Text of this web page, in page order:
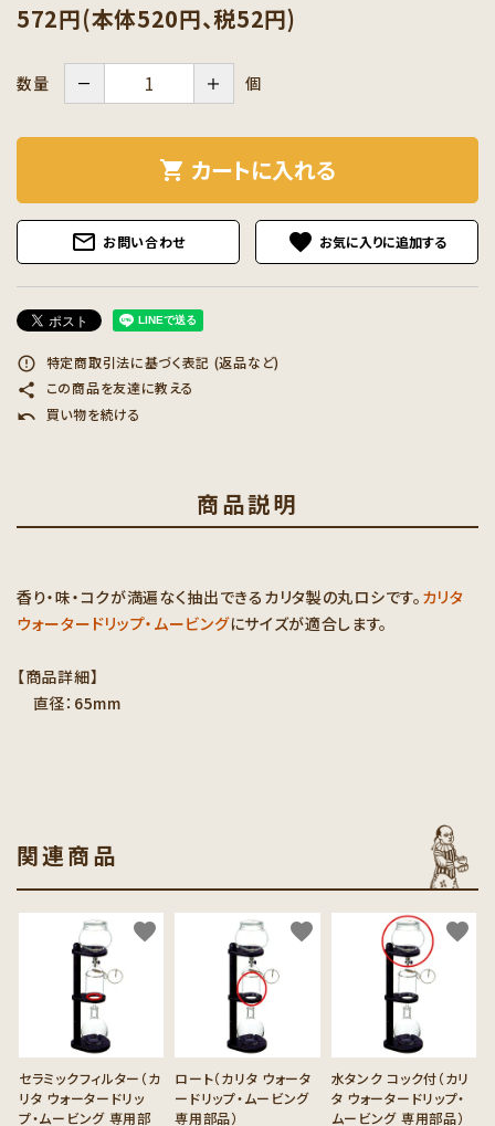
572円(本体520円、税52円)
数量 － ＋ 個
shopping_cart カートに入れる
mail_outline お問い合わせ favorite
error_outline 特定商取引法に基づく表記 (返品など)
share この商品を友達に教える
undo 買い物を続ける
商品説明
香り・味・コクが満遍なく抽出できるカリタ製の丸ロシです。 カリタ
ウォータードリップ・ムービングにサイズが適合します。
【商品詳細】
直径：65mm
関連商品
セラミックフィルター（カ
リタ ウォータードリッ
プ・ムービング 専用部
favorite
ロート（カリタ ウォータ
ードリップ・ムービング
専用部品）
favorite
水タンク コック付（カリ
タ ウォータードリップ・
ムービング 専用部品）
favorite